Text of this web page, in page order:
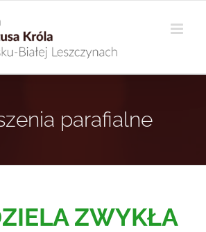
parafialne
ZWYKŁA